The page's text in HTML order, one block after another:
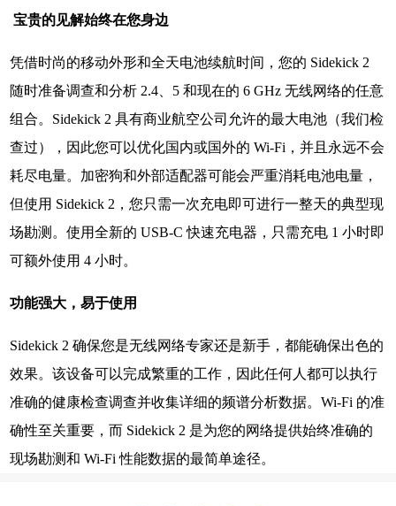
宝贵的见解始终在您身边
凭借时尚的移动外形和全天电池续航时间，您的 Sidekick 2
随时准备调查和分析 2.4、5 和现在的 6 GHz 无线网络的任意
组合。Sidekick 2 具有商业航空公司允许的最大电池（我们检
查过），因此您可以优化国内或国外的 Wi-Fi，并且永远不会
耗尽电量。加密狗和外部适配器可能会严重消耗电池电量，
但使用 Sidekick 2，您只需一次充电即可进行一整天的典型现
场勘测。使用全新的 USB-C 快速充电器，只需充电 1 小时即
可额外使用 4 小时。
功能强大，易于使用
Sidekick 2 确保您是无线网络专家还是新手，都能确保出色的
效果。该设备可以完成繁重的工作，因此任何人都可以执行
准确的健康检查调查并收集详细的频谱分析数据。Wi-Fi 的准
确性至关重要，而 Sidekick 2 是为您的网络提供始终准确的
现场勘测和 Wi-Fi 性能数据的最简单途径。